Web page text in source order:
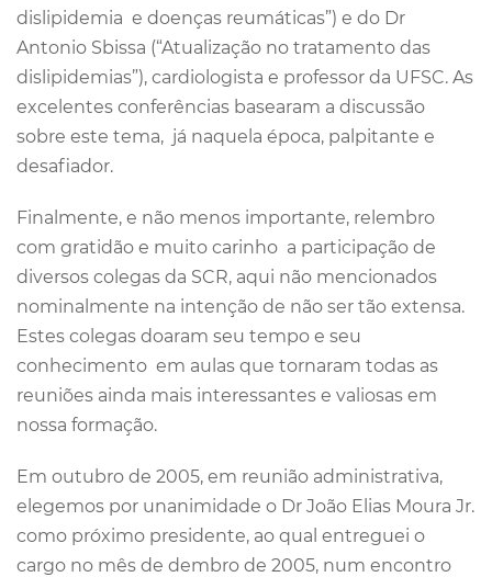
dislipidemia e doenças reumáticas”) e do Dr
Antonio Sbissa (“Atualização no tratamento das
dislipidemias”), cardiologista e professor da UFSC. As
excelentes conferências basearam a discussão
sobre este tema, já naquela época, palpitante e
desafiador.
Finalmente, e não menos importante, relembro
com gratidão e muito carinho a participação de
diversos colegas da SCR, aqui não mencionados
nominalmente na intenção de não ser tão extensa.
Estes colegas doaram seu tempo e seu
conhecimento em aulas que tornaram todas as
reuniões ainda mais interessantes e valiosas em
nossa formação.
Em outubro de 2005, em reunião administrativa,
elegemos por unanimidade o Dr João Elias Moura Jr.
como próximo presidente, ao qual entreguei o
cargo no mês de dembro de 2005, num encontro